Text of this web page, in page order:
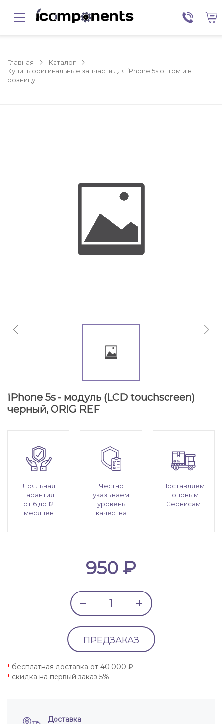
Главная
Каталог
Купить оригинальные запчасти для iPhone 5s оптом и в
розницу
iPhone 5s - модуль (LCD touchscreen)
черный, ORIG REF
Лояльная
гарантия
от 6 до 12
месяцев
Честно
указываем
уровень
качества
Поставляем
топовым
Сервисам
950 ₽
ПРЕДЗАКАЗ
* бесплатная доставка от 40 000 ₽
* скидка на первый заказ 5%
Доставка